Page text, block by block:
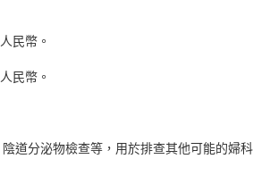
民幣。
民幣。
分泌物檢查等，用於排查其他可能的婦科